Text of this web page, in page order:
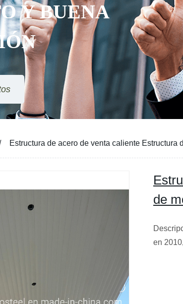
Y BUENA
Estructura de acero de venta caliente
de
en